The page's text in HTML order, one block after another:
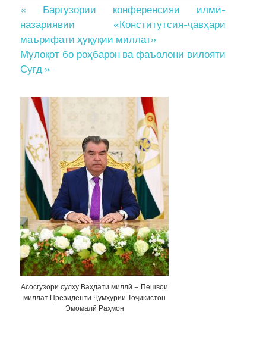
Post
navigation
« Баргузории конференсияи илмӣ-
назариявии «Конститутсия-ҷавҳари
маърифати ҳуқуқии миллат»
Мулоқот бо роҳбарон ва фаъолони вилояти
Суғд »
Асосгузори сулҳу Ваҳдати миллӣ – Пешвои
миллат Президенти Ҷумҳурии Тоҷикистон
Эмомалӣ Раҳмон